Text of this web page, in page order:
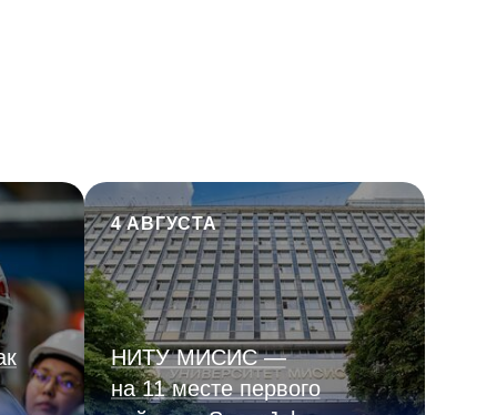
4 АВГУСТА
НИТУ МИСИС —
на 11 месте первого